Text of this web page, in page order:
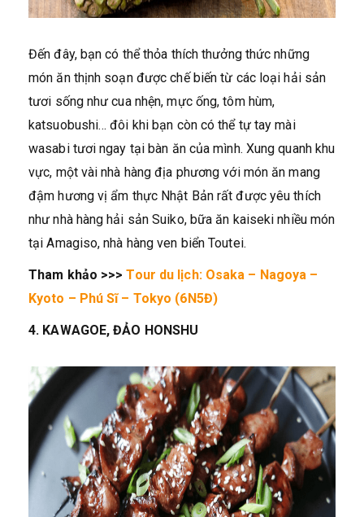
Đến đây, bạn có thể thỏa thích thưởng thức những
món ăn thịnh soạn được chế biến từ các loại hải sản
tươi sống như cua nhện, mực ống, tôm hùm,
katsuobushi… đôi khi bạn còn có thể tự tay mài
wasabi tươi ngay tại bàn ăn của mình. Xung quanh khu
vực, một vài nhà hàng địa phương với món ăn mang
đậm hương vị ẩm thực Nhật Bản rất được yêu thích
như nhà hàng hải sản Suiko, bữa ăn kaiseki nhiều món
tại Amagiso, nhà hàng ven biển Toutei.
Tham khảo >>>Tour du lịch: Osaka – Nagoya –
Kyoto – Phú Sĩ – Tokyo (6N5Đ)
4. KAWAGOE, ĐẢO HONSHU